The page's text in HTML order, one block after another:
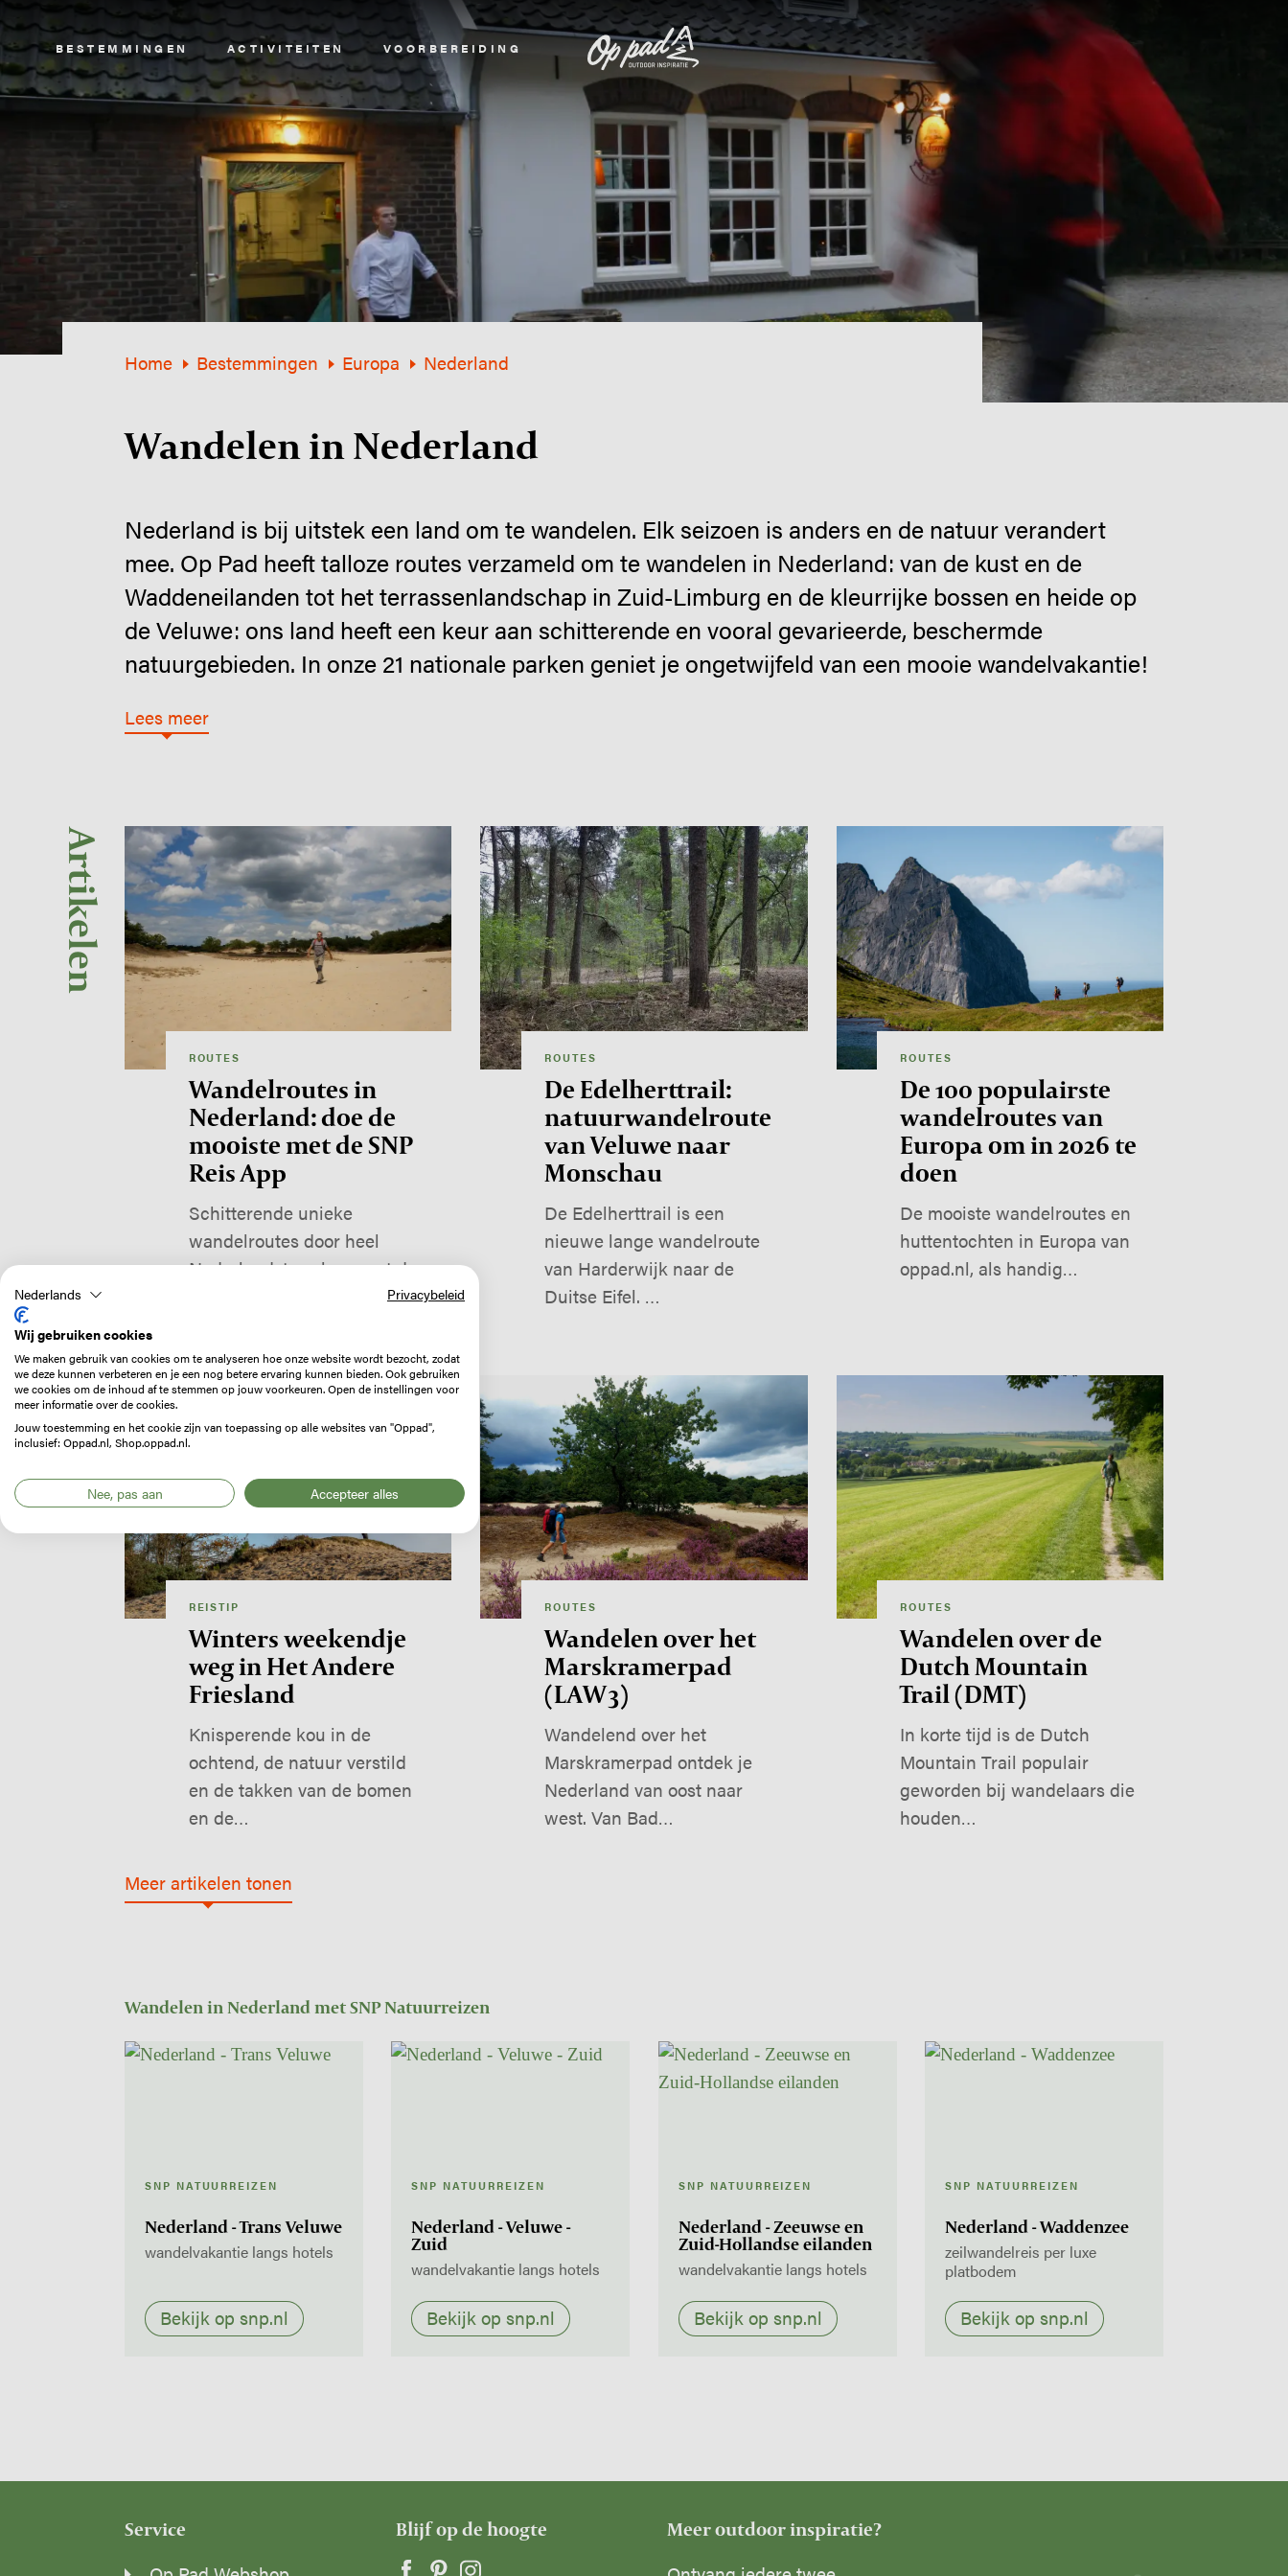
BESTEMMINGEN ACTIVITEITEN VOORBEREIDING
Image
Home Bestemmingen Europa Nederland
Wandelen in Nederland
Nederland is bij uitstek een land om te wandelen. Elk seizoen is anders en de natuur verandert
mee. Op Pad heeft talloze routes verzameld om te wandelen in Nederland: van de kust en de
Waddeneilanden tot het terrassenlandschap in Zuid-Limburg en de kleurrijke bossen en heide op
de Veluwe: ons land heeft een keur aan schitterende en vooral gevarieerde, beschermde
natuurgebieden. In onze 21 nationale parken geniet je ongetwijfeld van een mooie wandelvakantie!
Lees meer
Artikelen Image
ROUTES
Wandelroutes in
Nederland: doe de
mooiste met de SNP
Reis App
Schitterende unieke
wandelroutes door heel
Nederland, te volgen met de
Image
ROUTES
De Edelherttrail:
natuurwandelroute
van Veluwe naar
Monschau
De Edelherttrail is een
nieuwe lange wandelroute
van Harderwijk naar de
Duitse Eifel. …
ROUTES
De 100 populairste
wandelroutes van
Europa om in 2026 te
doen
De mooiste wandelroutes en
huttentochten in Europa van
oppad.nl, als handig…
Image
REISTIP
Winters weekendje
weg in Het Andere
Friesland
Knisperende kou in de
ochtend, de natuur verstild
en de takken van de bomen
en de…
ROUTES
Wandelen over het
Marskramerpad
(LAW 3)
Wandelend over het
Marskramerpad ontdek je
Nederland van oost naar
west. Van Bad…
Image
ROUTES
Wandelen over de
Dutch Mountain
Trail (DMT)
In korte tijd is de Dutch
Mountain Trail populair
geworden bij wandelaars die
houden…
Meer artikelen tonen
Wandelen in Nederland met SNP Natuurreizen
SNP NATUURREIZEN
Nederland - Trans Veluwe
wandelvakantie langs hotels
Bekijk op snp.nl
SNP NATUURREIZEN
Nederland - Veluwe -
Zuid
wandelvakantie langs hotels
Bekijk op snp.nl
SNP NATUURREIZEN
Nederland - Zeeuwse en
Zuid-Hollandse eilanden
wandelvakantie langs hotels
Bekijk op snp.nl
SNP NATUURREIZEN
Nederland - Waddenzee
zeilwandelreis per luxe
platbodem
Bekijk op snp.nl
Service
Blijf op de hoogte
Meer outdoor inspiratie?
Nederlands Privacybeleid
Wij gebruiken cookies
We maken gebruik van cookies om te analyseren hoe onze website wordt bezocht, zodat
we deze kunnen verbeteren en je een nog betere ervaring kunnen bieden. Ook gebruiken
we cookies om de inhoud af te stemmen op jouw voorkeuren. Open de instellingen voor
meer informatie over de cookies.
Jouw toestemming en het cookie zijn van toepassing op alle websites van "Oppad",
inclusief: Oppad.nl, Shop.oppad.nl.
Nee, pas aan Accepteer alles